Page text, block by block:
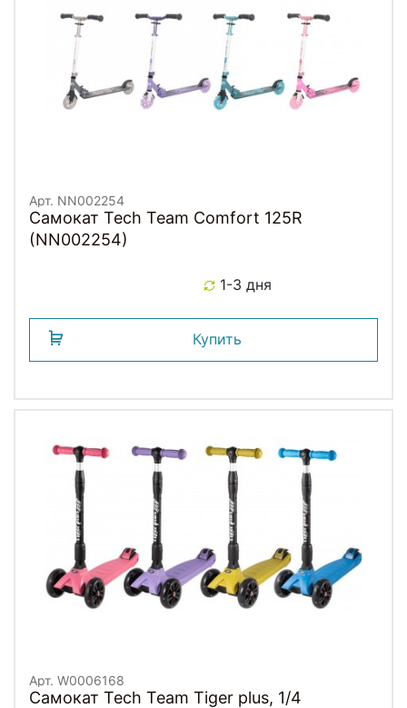
Арт. NN002254
Самокат Tech Team Comfort 125R
(NN002254)
1-3 дня
Купить
Арт. W0006168
Самокат Tech Team Tiger plus, 1/4